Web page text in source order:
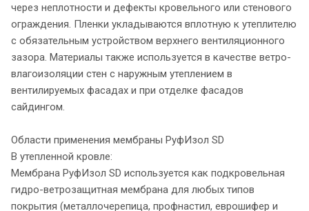
через неплотности и дефекты кровельного или стенового
ограждения. Пленки укладываются вплотную к утеплителю
с обязательным устройством верхнего вентиляционного
зазора. Материалы также используется в качестве ветро-
влагоизоляции стен с наружным утеплением в
вентилируемых фасадах и при отделке фасадов
сайдингом.
Области применения мембраны РуфИзол SD
В утепленной кровле:
Мембрана РуфИзол SD используется как подкровельная
гидро-ветрозащитная мембрана для любых типов
покрытия (металлочерепица, профнастил, еврошифер и